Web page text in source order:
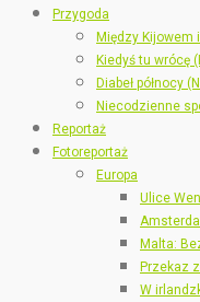
Przygoda
Między Kijowem
Kiedyś tu wrócę
Diabeł północy
Niecodzienne
Reportaż
Fotoreportaż
Europa
Ulice
Malta:
Przekaz
W